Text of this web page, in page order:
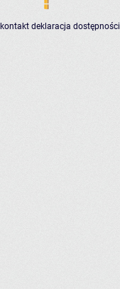
kontakt deklaracja dostępności